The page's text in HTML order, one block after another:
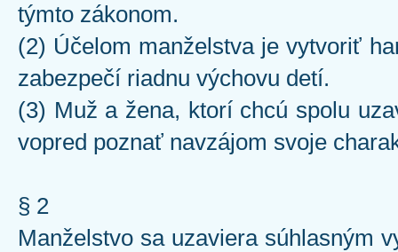
týmto zákonom.
(2) Účelom manželstva je vytvoriť
zabezpečí riadnu výchovu detí.
(3) Muž a žena, ktorí chcú spolu
vopred poznať navzájom svoje
§ 2
Manželstvo sa uzaviera súhlasným